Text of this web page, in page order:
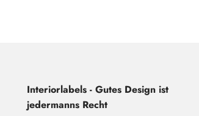
Interiorlabels - Gutes Design ist
jedermanns Recht